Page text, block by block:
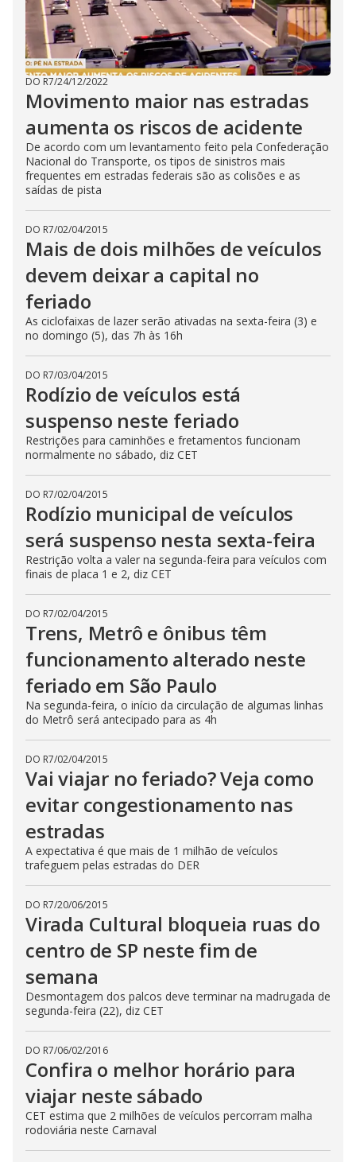
DO R7/24/12/2022
Movimento maior nas estradas
aumenta os riscos de acidente
De acordo com um levantamento feito pela Confederação
Nacional do Transporte, os tipos de sinistros mais
frequentes em estradas federais são as colisões e as
saídas de pista
DO R7/02/04/2015
Mais de dois milhões de veículos
devem deixar a capital no
feriado
As ciclofaixas de lazer serão ativadas na sexta-feira (3) e
no domingo (5), das 7h às 16h
DO R7/03/04/2015
Rodízio de veículos está
suspenso neste feriado
Restrições para caminhões e fretamentos funcionam
normalmente no sábado, diz CET
DO R7/02/04/2015
Rodízio municipal de veículos
será suspenso nesta sexta-feira
Restrição volta a valer na segunda-feira para veículos com
finais de placa 1 e 2, diz CET
DO R7/02/04/2015
Trens, Metrô e ônibus têm
funcionamento alterado neste
feriado em São Paulo
Na segunda-feira, o início da circulação de algumas linhas
do Metrô será antecipado para as 4h
DO R7/02/04/2015
Vai viajar no feriado? Veja como
evitar congestionamento nas
estradas
A expectativa é que mais de 1 milhão de veículos
trafeguem pelas estradas do DER
DO R7/20/06/2015
Virada Cultural bloqueia ruas do
centro de SP neste fim de
semana
Desmontagem dos palcos deve terminar na madrugada de
segunda-feira (22), diz CET
DO R7/06/02/2016
Confira o melhor horário para
viajar neste sábado
CET estima que 2 milhões de veículos percorram malha
rodoviária neste Carnaval